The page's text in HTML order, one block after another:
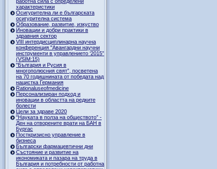
характеристики
Осигурителна ли е българската
осигурителна система
Образование, развитие, изкуство
Иновации и добри практики в
здравния сектор
VIII интердисциплинарна научна
конференция "Авангардни научни
инструменти в управлението ‘2015”
(VSIM:15)
"България и Русия в
многополюсния свят”, посветена
на 70 годишнината от победата над
нацистка Германия
Rationaluseofmedicine
Персонализиран подход и
иновации в областта на редките
болести
Цели за здраве 2020
"Науката в полза на обществото” -
Ден на отворените врати на БАН в
Бургас
Посткризисно управление в
бизнеса
Български фармацевтични дни
Състояние и развитие на
икономиката и пазара на труда в
България и потребности от работна